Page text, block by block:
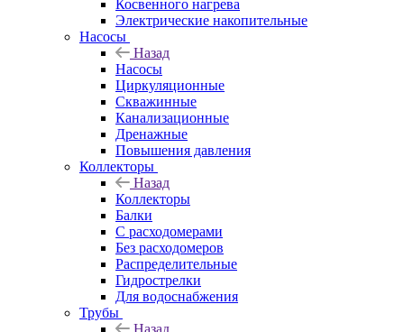
Косвенного нагрева
Электрические накопительные
Насосы
Назад
Насосы
Циркуляционные
Скважинные
Канализационные
Дренажные
Повышения давления
Коллекторы
Назад
Коллекторы
Балки
С расходомерами
Без расходомеров
Распределительные
Гидрострелки
Для водоснабжения
Трубы
Назад